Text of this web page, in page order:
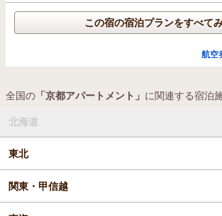
この宿の宿泊プランをすべて
航空
全国の 「京都アパートメント」 に関連する宿泊
北海道
東北
関東・甲信越